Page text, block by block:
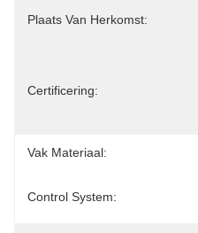
Plaats Van Herkomst:
Certificering:
Vak Materiaal:
Control System: